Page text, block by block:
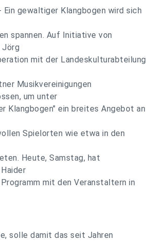
gewaltiger Klangbogen wird sich
spannen. Auf Initiative von
Jörg
mit der Landeskulturabteilung
Musikvereinigungen
um unter
Klangbogen" ein breites Angebot an
Spielorten wie etwa in den
Heute, Samstag, hat
mit den Veranstaltern in
solle damit das seit Jahren